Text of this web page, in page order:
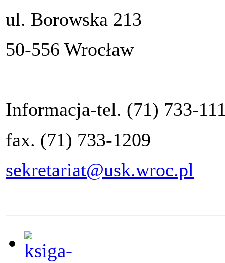
ul. Borowska 213
50-556 Wrocław
Informacja-tel. (71) 733-
fax. (71) 733-1209
sekretariat@usk.wroc.pl